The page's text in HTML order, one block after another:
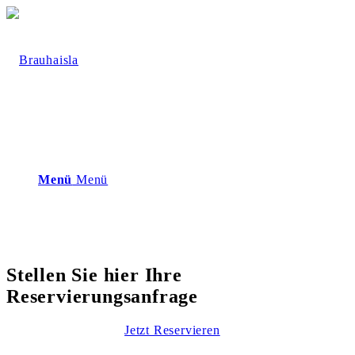
Menü Menü
Stellen Sie hier Ihre
Reservierungsanfrage
Jetzt Reservieren